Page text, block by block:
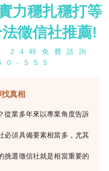
力穩扎穩打等
徵信社推薦!
24時免費諮詢
555
真相
從業多年來以專業角度告訴
必須具備要素相當多，尤其
挑選徵信社就是相當重要的